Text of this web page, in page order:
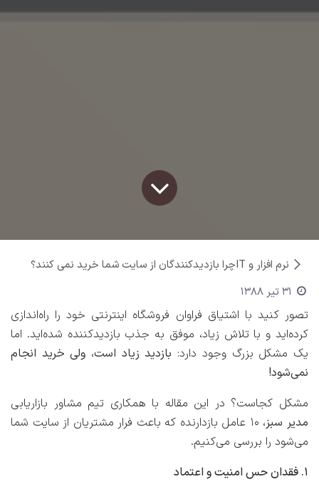
نرم افزار و IT
چرا بازدیدکنندگان از سایت شما خرید نمی کنند؟
31 تیر 1388
تصور کنید با اشتیاق فراوان فروشگاه اینترنتی خود را راه‌اندازی
کرده‌اید و با تلاش زیاد، موفق به جذب بازدیدکننده شده‌اید. اما
یک مشکل بزرگ وجود دارد: بازدید زیاد است، ولی خرید انجام
نمی‌شود!
مشکل کجاست؟ در این مقاله با همکاری تیم مشاور بازاریابی
مدیر سبز
، ۱۰ عامل بازدارنده که باعث فرار مشتریان از سایت شما
می‌شود را بررسی می‌کنیم.
۱. فقدان حس امنیت و اعتماد